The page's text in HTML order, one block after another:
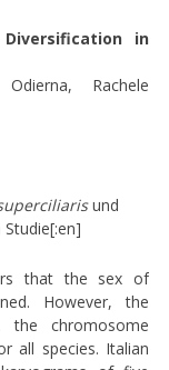
in
Rachele
und
that the sex of
However, the
the chromosome
all species. Italian